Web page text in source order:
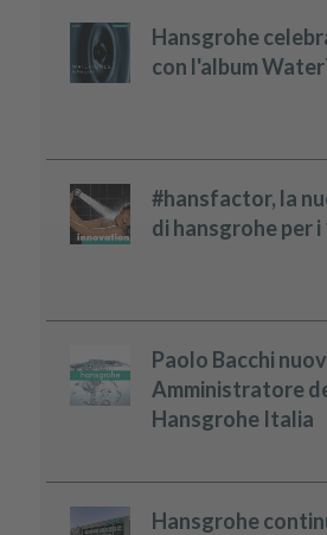
Hansgrohe
con l'album
#hansfactor, la
di hansgrohe per i
Paolo Bacchi
Amministratore
Hansgrohe Italia
Hansgrohe